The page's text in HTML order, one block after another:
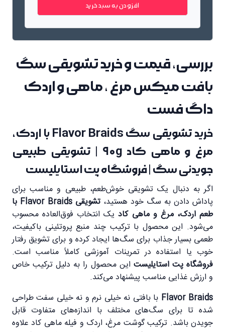
افزودن به سبد خرید
بررسی، قیمت و خرید تشویقی سگ
بافت میکس مرغ ، ماهی و اردک
داگ فست
خرید تشویقی سگ Flavor Braids با اردک،
مرغ و ماهی کاد 90g | تشویقی طبیعی
جویدنی سگ | فروشگاه پت استایلیست
اگر به دنبال یک تشویقی خوش‌طعم، طبیعی و مناسب برای
پاداش دادن به سگ خود هستید،
تشویقی Flavor Braids با
طعم اردک، مرغ و ماهی کادیک انتخاب فوق‌العاده محسوب
می‌شود. این محصول با ترکیب چند منبع پروتئینی باکیفیت،
طعمی بسیار جذاب برای سگ‌ها ایجاد کرده و برای تشویق رفتار
خوب یا استفاده در تمرینات آموزشی کاملاً مناسب است.
فروشگاه پت استایلیست این محصول را به دلیل ترکیب خاص
و ارزش غذایی مناسب پیشنهاد می‌کند.
Flavor Braids با بافتی نه خیلی نرم و نه خیلی سفت طراحی
شده تا برای سگ‌های مختلف با اندازه‌های متفاوت قابل
جویدن باشد. ترکیب گوشت مرغ، اردک و فیله ماهی کاد علاوه